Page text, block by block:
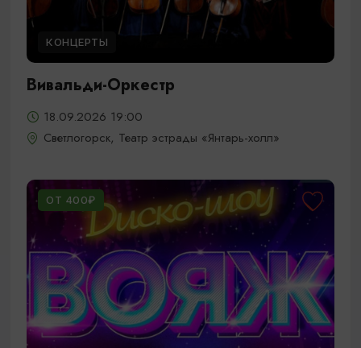
КОНЦЕРТЫ
Вивальди-Оркестр
18.09.2026 19:00
Светлогорск, Театр эстрады «Янтарь-холл»
ОТ 400₽